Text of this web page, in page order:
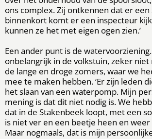
ons complex. Zij ontkennen dat er
binnenkort komt er een inspecteur
kunnen ze het met eigen ogen zien.’
Een ander punt is de
onbelangrijk in de volkstuin, zeker
de lange en droge zomers, waar we
mee te maken hebben. ‘Er zijn leden
het slaan van een waterpomp. Mijn
mening is dat dit niet nodig is. We
dat in de Stakenbeek loopt, met een
is niet ver en een beetje heen en
Maar nogmaals, dat is mijn